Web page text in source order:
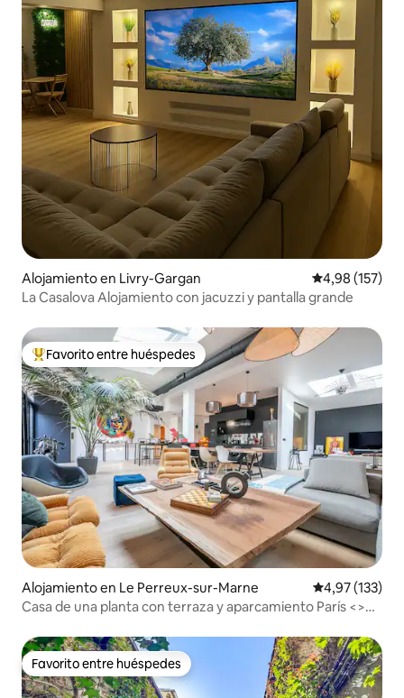
Alojamiento en Livry-Gargan Calificación
4,98 (157)
La Casalova Alojamiento con jacuzzi y pantalla grande
Favorito entre los huéspedes más destacados
Favorito entre huéspedes
Alojamiento en Le Perreux-sur-Marne Calificación
4,97 (133)
Casa de una planta con terraza y aparcamiento París <>
Favorito entre huéspedes
Favorito entre huéspedes